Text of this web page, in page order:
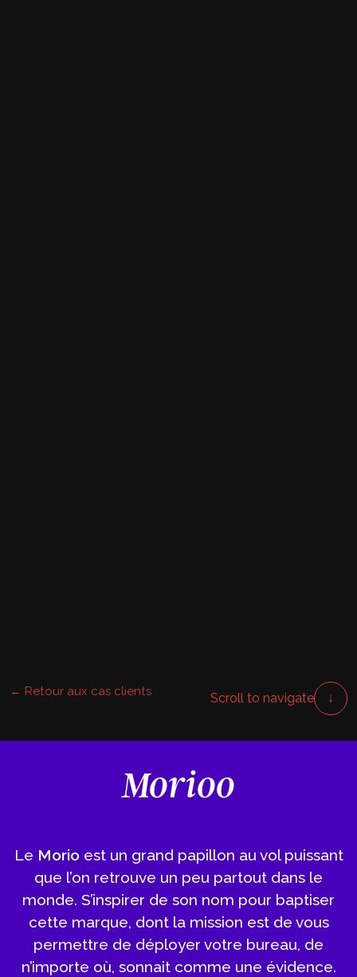
← Retour aux cas clients Scroll to navigate ↓
Morioo
Le Morioest un grand papillon au vol puissant
que l’on retrouve un peu partout dans le
monde. S’inspirer de son nom pour baptiser
cette marque, dont la mission est de vous
permettre de déployer votre bureau, de
n’importe où, sonnait comme une évidence.